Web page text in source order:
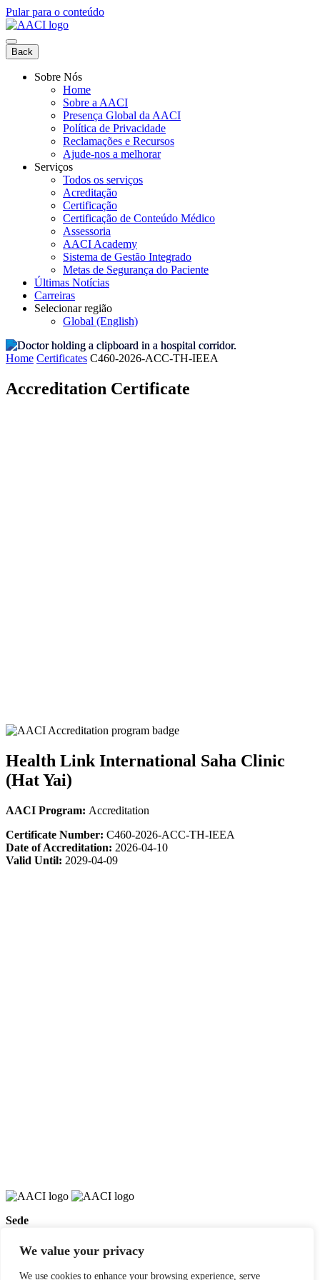
We value your privacy
We use cookies to enhance your browsing experience, serve
Pular para o conteúdo
Back
Sobre Nós
Home
Sobre a AACI
Presença Global da AACI
Política de Privacidade
Reclamações e Recursos
Ajude-nos a melhorar
Serviços
Todos os serviços
Acreditação
Certificação
Certificação de Conteúdo Médico
Assessoria
AACI Academy
Sistema de Gestão Integrado
Metas de Segurança do Paciente
Últimas Notícias
Carreiras
Selecionar região
Global (English)
Home Certificates C460-2026-ACC-TH-IEEA
Accreditation Certificate
Health Link International Saha Clinic
(Hat Yai)
AACI Program: Accreditation
Certificate Number: C460-2026-ACC-TH-IEEA
Date of Accreditation: 2026-04-10
Valid Until: 2029-04-09
Sede
Hendersonville, NC 28791, USA
Contate-nos